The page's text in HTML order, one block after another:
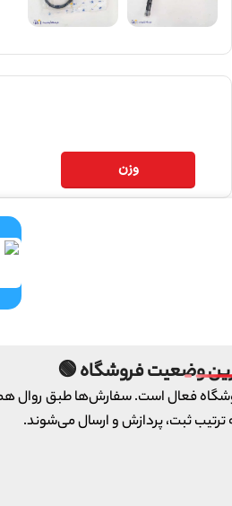
وزن
وضعیت فروشگاه 🟢
فعال است. سفارش‌ها طبق روال
ترتیب ثبت، پردازش و ارسال می‌شوند.